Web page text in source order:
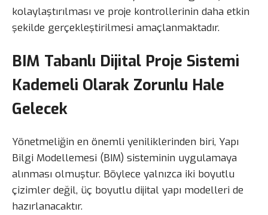
kolaylaştırılması ve proje kontrollerinin daha etkin
şekilde gerçekleştirilmesi amaçlanmaktadır.
BIM Tabanlı Dijital Proje Sistemi
Kademeli Olarak Zorunlu Hale
Gelecek
Yönetmeliğin en önemli yeniliklerinden biri, Yapı
Bilgi Modellemesi (BIM) sisteminin uygulamaya
alınması olmuştur. Böylece yalnızca iki boyutlu
çizimler değil, üç boyutlu dijital yapı modelleri de
hazırlanacaktır.